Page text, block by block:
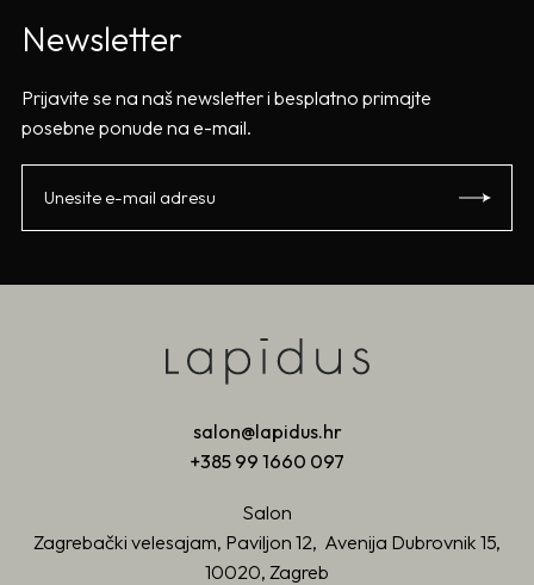
Newsletter
Prijavite se na naš newsletter i besplatno primajte
posebne ponude na e-mail.
salon@lapidus.hr
+385 99 1660 097
Salon
Zagrebački velesajam, Paviljon 12, Avenija Dubrovnik 15,
10020, Zagreb